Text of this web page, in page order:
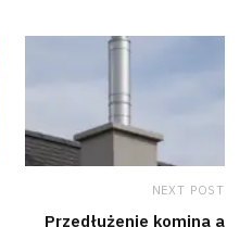
NEXT POST
Przedłużenie komina a